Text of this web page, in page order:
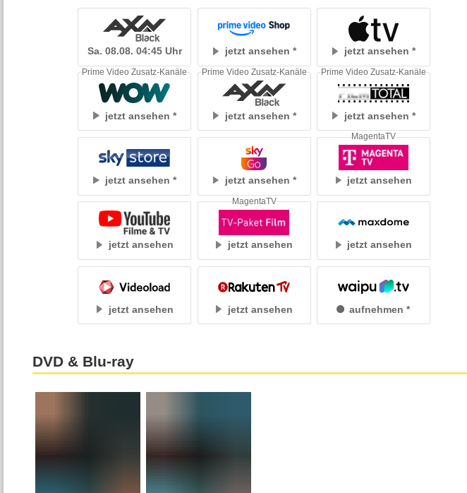
Sa. 08.08. 04:45 Uhr jetzt ansehen jetzt ansehen
jetzt ansehen
Prime Video Zusatz-Kanäle
jetzt ansehen
Prime Video Zusatz-Kanäle
jetzt ansehen
Prime Video Zusatz-Kanäle
jetzt ansehen jetzt ansehen jetzt ansehen
MagentaTV
jetzt ansehen jetzt ansehen
MagentaTV
jetzt ansehen
jetzt ansehen jetzt ansehen aufnehmen
DVD & Blu-ray